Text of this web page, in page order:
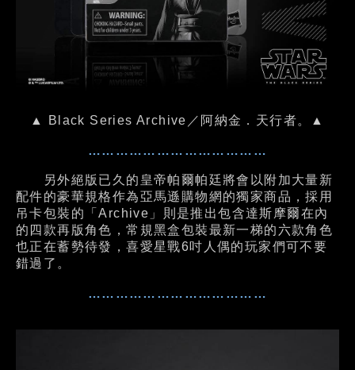
▲ Black Series Archive／阿納金．天行者。▲
…………………………………
另外絕版已久的皇帝帕爾帕廷將會以附加大量新
配件的豪華規格作為亞馬遜購物網的獨家商品，採用
吊卡包裝的「Archive」則是推出包含達斯摩爾在內
的四款再版角色，常規黑盒包裝最新一梯的六款角色
也正在蓄勢待發，喜愛星戰6吋人偶的玩家們可不要
錯過了。
…………………………………